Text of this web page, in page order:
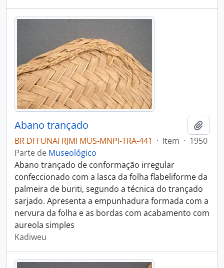
Abano trançado
BR DFFUNAI RJMI MUS-MNPI-TRA-441 · Item · 1950
Parte de Museológico
Abano trançado de conformação irregular
confeccionado com a lasca da folha flabeliforme da
palmeira de buriti, segundo a técnica do trançado
sarjado. Apresenta a empunhadura formada com a
nervura da folha e as bordas com acabamento com
aureola simples
Kadiweu